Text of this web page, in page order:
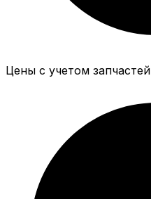
Цены с учетом запчастей